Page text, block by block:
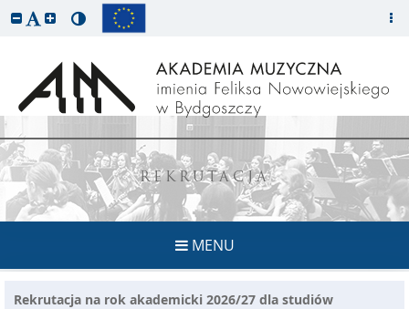
REKRUTACJA
MENU
Rekrutacja na rok akademicki 2026/27 dla studiów